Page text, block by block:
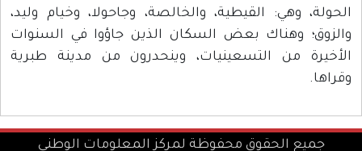
الحولة، وهي: القيطية، والخالصة، وجاحولا، وخيام وليد،
والزوق؛ وهناك بعض السكان الذين جاؤوا في السنوات
الأخيرة من التسعينيات، وينحدرون من مدينة طبرية
وقراها.
جميع الحقوق محفوظة لمركز المعلومات الوطني